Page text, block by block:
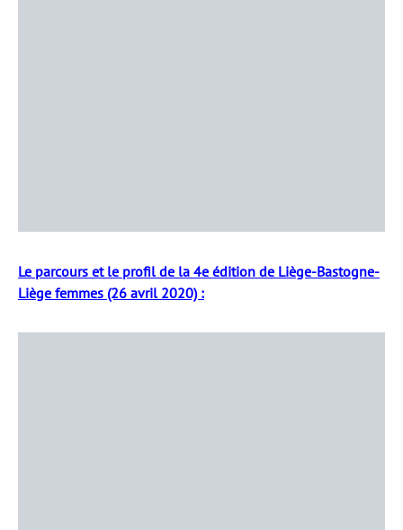
Le parcours et le profil de la 4e édition de Liège-Bastogne-
Liège femmes (26 avril 2020) :